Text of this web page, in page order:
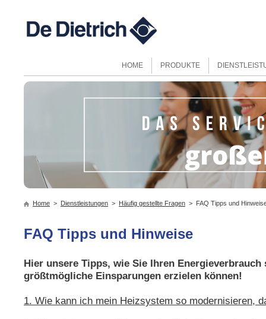
HOME PRODUKTE
Home > Dienstleistungen > Häufig gestellte Fragen > FAQ Tipps und
FAQ Tipps und Hinweise
Hier unsere Tipps, wie Sie Ihren Energieverbrauch
größtmögliche Einsparungen erzielen können!
1. Wie kann ich mein Heizsystem so modernisieren,